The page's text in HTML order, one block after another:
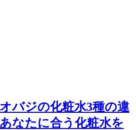
バジの化粧水3種の違
なたに合う化粧水を